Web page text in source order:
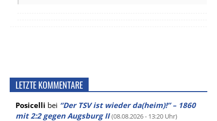
LETZTE KOMMENTARE
Posicelli bei “Der TSV ist wieder da(heim)!” – 1860
mit 2:2 gegen Augsburg II (08.08.2026 - 13:20 Uhr)